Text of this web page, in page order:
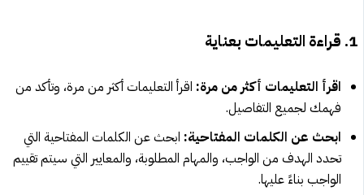
1. قراءة التعليمات بعناية
اقرأ التعليمات أكثر من مرة: اقرأ التعليمات أكثر من مرة، وتأكد من
فهمك لجميع التفاصيل.
ابحث عن الكلمات المفتاحية: ابحث عن الكلمات المفتاحية التي
تحدد الهدف من الواجب، والمهام المطلوبة، والمعايير التي سيتم تقييم
الواجب بناءً عليها.